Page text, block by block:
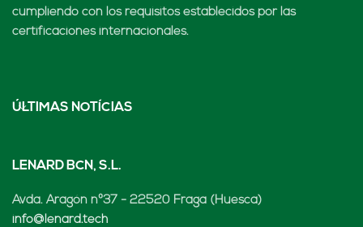
cumpliendo con los requisitos establecidos por las
certificaciones internacionales.
ÚLTIMAS NOTÍCIAS
LENARD BCN, S.L.
Avda. Aragón nº37 - 22520 Fraga (Huesca)
info@lenard.tech